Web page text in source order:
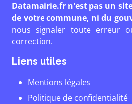
Datamairie.fr n'est pas un
de votre commune, ni du
nous signaler toute erreur
correction.
Liens utiles
Mentions légales
Politique de confidentialité